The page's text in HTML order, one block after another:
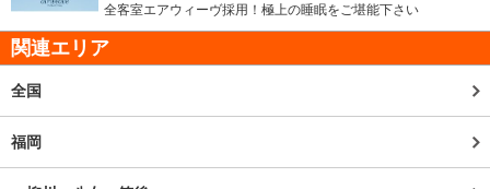
全客室エアウィーヴ採用！極上の睡眠をご堪能下さい
関連エリア
全国
福岡